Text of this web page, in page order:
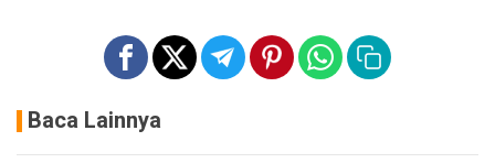
Baca Lainnya